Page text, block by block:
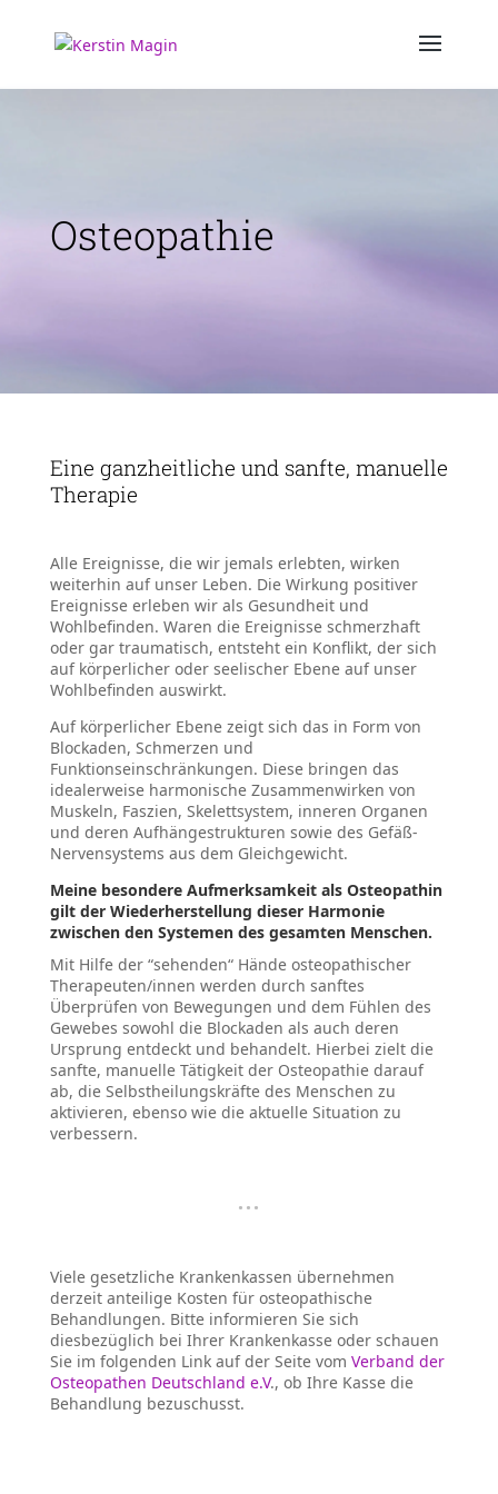
Osteopathie
Eine ganzheitliche und sanfte, manuelle
Therapie
Alle Ereignisse, die wir jemals erlebten, wirken
weiterhin auf unser Leben. Die Wirkung positiver
Ereignisse erleben wir als Gesundheit und
Wohlbefinden. Waren die Ereignisse schmerzhaft
oder gar traumatisch, entsteht ein Konflikt, der sich
auf körperlicher oder seelischer Ebene auf unser
Wohlbefinden auswirkt.
Auf körperlicher Ebene zeigt sich das in Form von
Blockaden, Schmerzen und
Funktionseinschränkungen. Diese bringen das
idealerweise harmonische Zusammenwirken von
Muskeln, Faszien, Skelettsystem, inneren Organen
und deren Aufhänge­strukturen sowie des Gefäß-
Nerven­systems aus dem Gleichgewicht.
Meine besondere Aufmerksamkeit als Osteopathin
gilt der Wieder­herstellung dieser Harmonie
zwischen den Systemen des gesamten Menschen.
Mit Hilfe der “sehenden“ Hände osteopathischer
Therapeuten/innen werden durch sanftes
Überprüfen von Bewegungen und dem Fühlen des
Gewebes sowohl die Blockaden als auch deren
Ursprung entdeckt und behandelt. Hierbei zielt die
sanfte, manuelle Tätigkeit der Osteopathie darauf
ab, die Selbstheilungskräfte des Menschen zu
aktivieren, ebenso wie die aktuelle Situation zu
verbessern.
···
Viele gesetzliche Krankenkassen übernehmen
derzeit anteilige Kosten für osteopathische
Behandlungen. Bitte informieren Sie sich
diesbezüglich bei Ihrer Krankenkasse oder schauen
Sie im folgenden Link auf der Seite vom Verband der
Osteopathen Deutschland e.V., ob Ihre Kasse die
Behandlung bezuschusst.